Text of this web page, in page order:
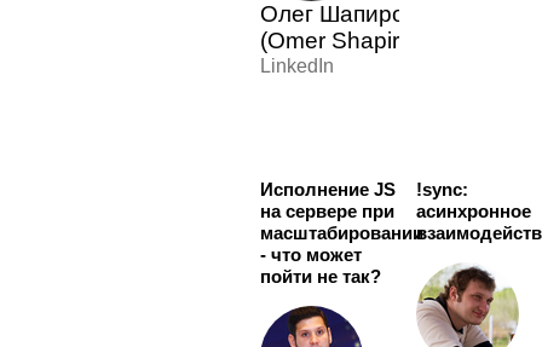
Олег Шапиро
(Omer Shapira)
LinkedIn
Исполнение JS
на сервере при
масштабировании
- что может
пойти не так?
!sync:
асинхронное